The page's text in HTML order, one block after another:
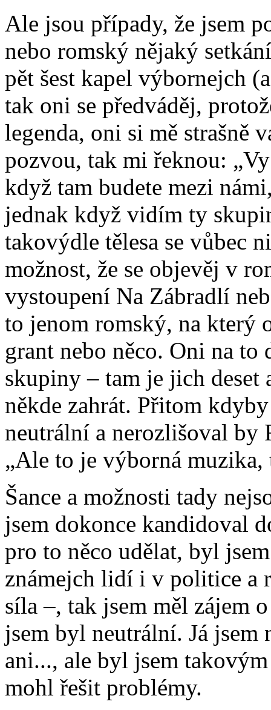
Ale jsou případy, že jsem
nebo romský nějaký
pět šest kapel výbornejch
tak oni se předváděj,
legenda, oni si mě strašně
pozvou, tak mi řeknou:
když tam budete mezi
jednak když vidím ty
takovýdle tělesa se vůbec
možnost, že se objevěj v
vystoupení Na Zábradlí
to jenom romský, na který
grant nebo něco. Oni na to
skupiny – tam je jich deset
někde zahrát. Přitom
neutrální a nerozlišoval by
„Ale to je výborná
Šance a možnosti tady
jsem dokonce kandidoval
pro to něco udělat, byl
známejch lidí i v politice a
síla –, tak jsem měl zájem
jsem byl neutrální. Já
ani..., ale byl jsem
mohl řešit problémy.